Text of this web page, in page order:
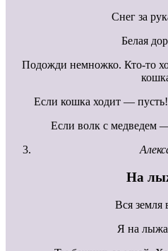
Снег за
Белая
Подожди немножко. Кто-то
Если кошка ходит —
Если волк с медведем
На
Вся земля
Я на